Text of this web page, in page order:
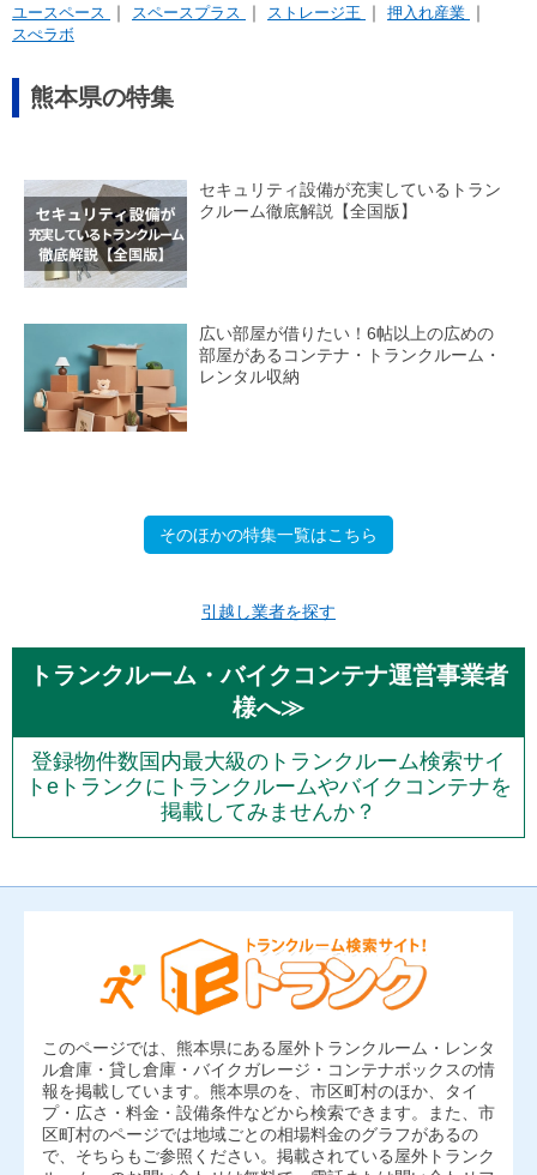
ユースペース スペースプラス ストレージ王
押入れ産業
スぺラボ
熊本県の特集
セキュリティ設備が充実しているトラン
クルーム徹底解説【全国版】
広い部屋が借りたい！6帖以上の広めの
部屋があるコンテナ・トランクルーム・
レンタル収納
そのほかの特集一覧はこちら
引越し業者を探す
トランクルーム・バイクコンテナ運営事業者
様へ≫
登録物件数国内最大級のトランクルーム検索サイ
トeトランクにトランクルームやバイクコンテナを
掲載してみませんか？
このページでは、熊本県にある屋外トランクルーム・レンタ
ル倉庫・貸し倉庫・バイクガレージ・コンテナボックスの情
報を掲載しています。熊本県のを、市区町村のほか、タイ
プ・広さ・料金・設備条件などから検索できます。また、市
区町村のページでは地域ごとの相場料金のグラフがあるの
で、そちらもご参照ください。掲載されている屋外トランク